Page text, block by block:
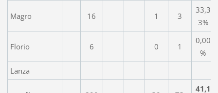
Magro 16 1 3
33,3
3%
Florio 6 0 1
0,00
%
Lanza
41,1